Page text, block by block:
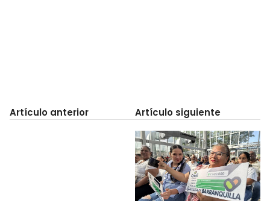
Artículo anterior Artículo siguiente